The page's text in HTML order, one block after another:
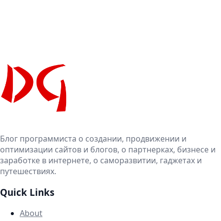
Блог программиста о создании, продвижении и
оптимизации сайтов и блогов, о партнерках, бизнесе и
заработке в интернете, о саморазвитии, гаджетах и
путешествиях.
Quick Links
About